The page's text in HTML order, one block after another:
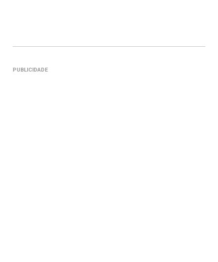
PUBLICIDADE